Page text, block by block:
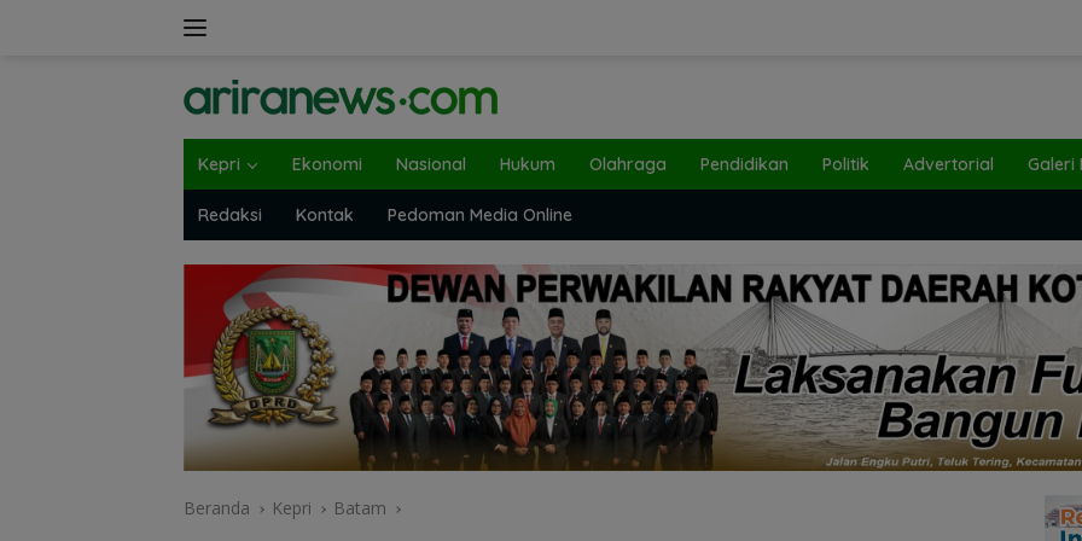
Kepri Ekonomi Nasional Hukum Olahraga Pendidikan Politik Advertorial Galeri
Redaksi Kontak Pedoman Media Online
Beranda Kepri Batam